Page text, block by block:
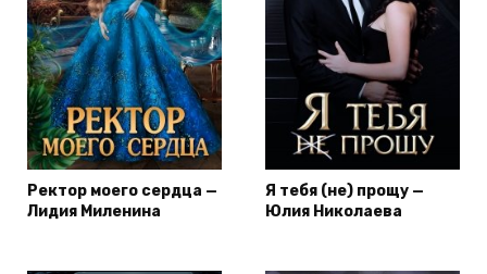
Ректор моего сердца —
Лидия Миленина
Я тебя (не) прощу —
Юлия Николаева